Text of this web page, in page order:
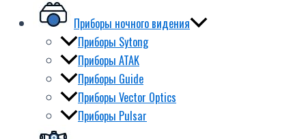
Приборы ночного видения
Приборы Sytong
Приборы ATAK
Приборы Guide
Приборы Vector Optics
Приборы Pulsar